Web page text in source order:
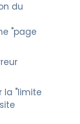
du
"page
la "limite